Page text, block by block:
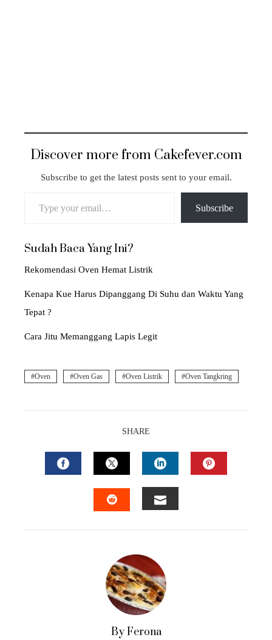
Discover more from Cakefever.com
Subscribe to get the latest posts sent to your email.
Subscribe
Sudah Baca Yang Ini?
Rekomendasi Oven Hemat Listrik
Kenapa Kue Harus Dipanggang Di Suhu dan Waktu Yang
Tepat ?
Cara Jitu Memanggang Lapis Legit
Oven Oven Gas Oven Listrik Oven Tangkring
SHARE
FACEBOOKTWITTERLINKEDIN
By Ferona